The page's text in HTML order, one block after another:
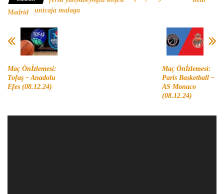
Madrid
unicaja malaga
Maç Önİzlemesi:
Tofaş – Anadolu
Efes (08.12.24)
Maç Önİzlemesi:
Paris Basketball –
AS Monaco
(08.12.24)